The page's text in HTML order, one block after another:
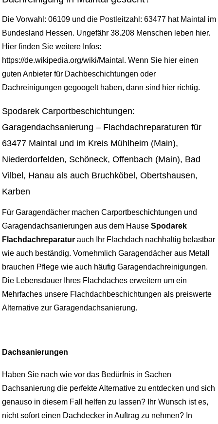
Die Vorwahl: 06109 und die Postleitzahl: 63477 hat Maintal im
Bundesland Hessen. Ungefähr 38.208 Menschen leben hier.
Hier finden Sie weitere Infos:
https://de.wikipedia.org/wiki/Maintal. Wenn Sie hier einen
guten Anbieter für Dachbeschichtungen oder
Dachreinigungen gegoogelt haben, dann sind hier richtig.
Spodarek Carportbeschichtungen:
Garagendachsanierung – Flachdachreparaturen für
63477 Maintal und im Kreis Mühlheim (Main),
Niederdorfelden, Schöneck, Offenbach (Main), Bad
Vilbel, Hanau als auch Bruchköbel, Obertshausen,
Karben
Für Garagendächer machen Carportbeschichtungen und
Garagendachsanierungen aus dem Hause Spodarek
Flachdachreparatur auch Ihr Flachdach nachhaltig belastbar
wie auch beständig. Vornehmlich Garagendächer aus Metall
brauchen Pflege wie auch häufig Garagendachreinigungen.
Die Lebensdauer Ihres Flachdaches erweitern um ein
Mehrfaches unsere Flachdachbeschichtungen als preiswerte
Alternative zur Garagendachsanierung.
Dachsanierungen
Haben Sie nach wie vor das Bedürfnis in Sachen
Dachsanierung die perfekte Alternative zu entdecken und sich
genauso in diesem Fall helfen zu lassen? Ihr Wunsch ist es,
nicht sofort einen Dachdecker in Auftrag zu nehmen? In